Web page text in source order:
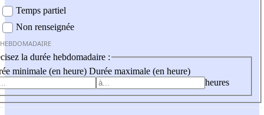
Temps partiel
Non renseignée
la durée hebdomadaire :
minimale (en heure) Durée maximale (en heure)
heures